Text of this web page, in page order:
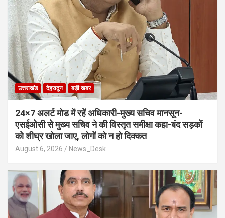
उत्तराखंड देहरादून बड़ी खबर
24×7 अलर्ट मोड में रहें अधिकारी-मुख्य सचिव मानसून-
एसईओसी से मुख्य सचिव ने की विस्तृत समीक्षा कहा-बंद सड़कों
को शीघ्र खोला जाए, लोगों को न हो दिक्कत
August 6, 2026 News_Desk